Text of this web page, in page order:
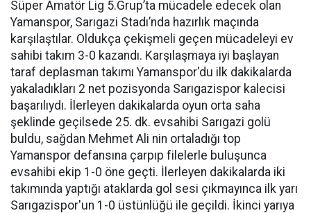
Süper Amatör Lig 5.Grup’ta mücadele edecek olan
Yamanspor, Sarıgazi Stadı’nda hazırlık maçında
karşılaştılar. Oldukça çekişmeli geçen mücadeleyi ev
sahibi takım 3-0 kazandı. Karşılaşmaya iyi başlayan
taraf deplasman takımı Yamanspor'du ilk dakikalarda
yakaladıkları 2 net pozisyonda Sarıgazispor kalecisi
başarılıydı. İlerleyen dakikalarda oyun orta saha
şeklinde geçilsede 25. dk. evsahibi Sarıgazi golü
buldu, sağdan Mehmet Ali nin ortaladığı top
Yamanspor defansına çarpıp filelerle buluşunca
evsahibi ekip 1-0 öne geçti. İlerleyen dakikalarda iki
takımında yaptığı ataklarda gol sesi çıkmayınca ilk yarı
Sarıgazispor'un 1-0 üstünlüğü ile geçildi. İkinci yarıya